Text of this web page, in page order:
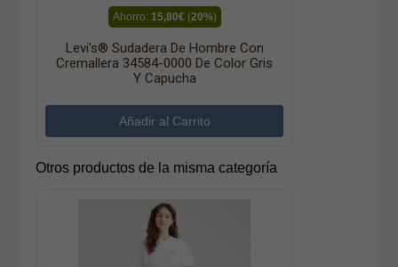
Ahorro: 15,80€(20%)
Levi’s® Sudadera De Hombre Con
Cremallera 34584-0000 De Color Gris
Y Capucha
Otros productos de la misma categoría